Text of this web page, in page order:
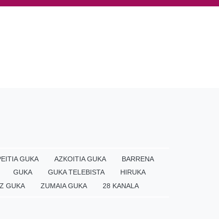
GUKA AZKOITIA GUKA
BARRENA
GUKA GUKA TELEBISTA
HIRUKA
GUKA ZUMAIA GUKA 28 KANALA